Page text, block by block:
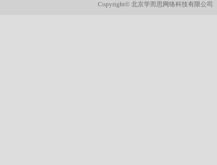
Copyright© 北京学而思网络科技有限公司